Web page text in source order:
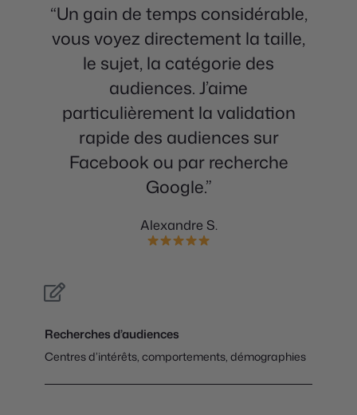
“Un gain de temps considérable,
vous voyez directement la taille,
le sujet, la catégorie des
audiences. J’aime
particulièrement la validation
rapide des audiences sur
Facebook ou par recherche
Google.”
Alexandre S.
Recherches d’audiences
Centres d’intérêts, comportements, démographies